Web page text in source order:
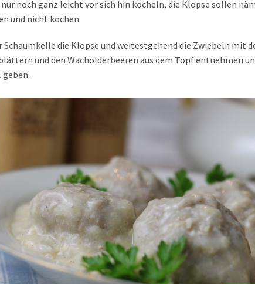
noch ganz leicht vor sich hin köcheln, die Klopse sollen
und nicht kochen.
Schaumkelle die Klopse und weitestgehend die Zwiebeln mit
und den Wacholderbeeren aus dem Topf entnehmen
geben.